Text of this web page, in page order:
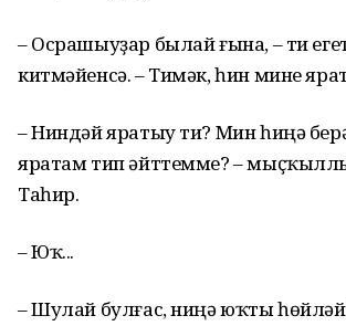
– Осрашыуҙар былай ғына, – ти
китмәйенсә. – Тимәк, һин мине
– Ниндәй яратыу ти? Мин һиңә
яратам тип әйттемме? –
Таһир.
– Юҡ...
– Шулай булғас, ниңә юҡты